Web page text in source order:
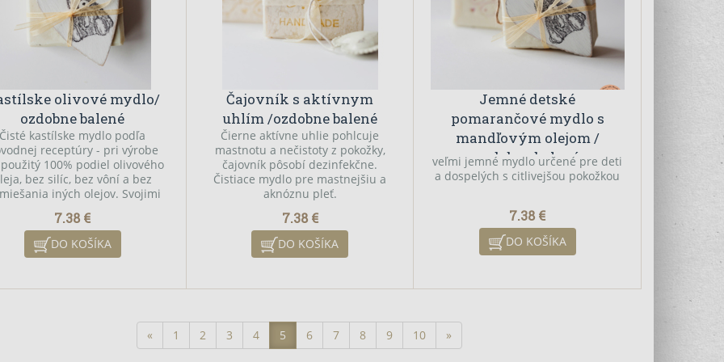
olivové mydlo/
ozdobne balené
Čisté kastílske mydlo podľa
receptúry - pri výrobe
100% podiel olivového
bez silíc, bez vôní a bez
iných olejov. Svojimi
na hrane lekárnickej
Mimoriadne vhodné
pre kožu trpiacu všetkými
zdravú pokožku, ktorá chce
ostať. Vhodné taktiež pre
miláčikov a na ručné
7.38 €
DO KOŠÍKA
Čajovník s aktívnym
uhlím /ozdobne balené
Čierne aktívne uhlie pohlcuje
mastnotu a nečistoty z pokožky,
čajovník pôsobí dezinfekčne.
Čistiace mydlo pre mastnejšiu a
aknóznu pleť.
7.38 €
DO KOŠÍKA
Jemné detské
pomarančové mydlo s
mandľovým olejom /
ozdobne balené
veľmi jemné mydlo určené pre deti
a dospelých s citlivejšou pokožkou
7.38 €
DO KOŠÍKA
« 1 2 3 4 5 6 7 8 9 10 »